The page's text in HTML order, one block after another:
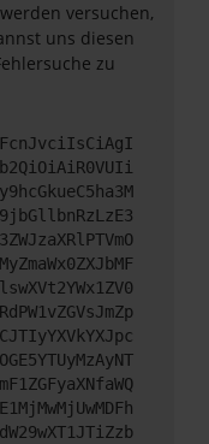
versuchen,
uns diesen
zu